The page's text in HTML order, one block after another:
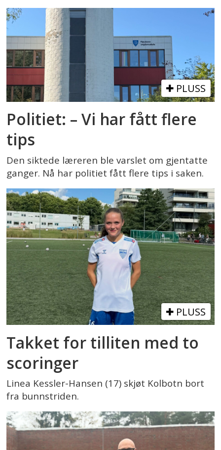
PLUSS
Politiet: – Vi har fått flere
tips
Den siktede læreren ble varslet om gjentatte
ganger. Nå har politiet fått flere tips i saken.
PLUSS
Takket for tilliten med to
scoringer
Linea Kessler-Hansen (17) skjøt Kolbotn bort
fra bunnstriden.